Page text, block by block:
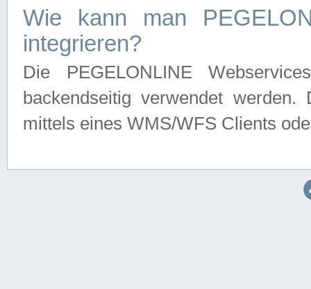
Wie kann man
integrieren?
Die PEGELONLINE
backendseitig verwendet
mittels eines WMS/WFS Clients